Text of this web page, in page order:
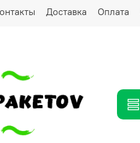
Доставка Оплата